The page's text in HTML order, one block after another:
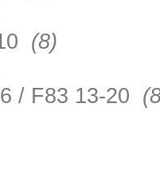
(8)
/ F83 13-20